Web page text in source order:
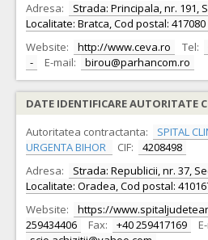
Adresa:
Strada: Principala, nr. 191,
Localitate: Bratca, Cod postal: 417080
Website:
http://www.ceva.ro Tel:
-
E-mail: birou@parhancom.ro
DATE IDENTIFICARE AUTORITATE
Autoritatea contractanta:
SPITAL
URGENTA BIHOR
CIF:
4208498
Adresa:
Strada: Republicii, nr. 37,
Localitate: Oradea, Cod postal:
Website:
https://
259434406
Fax: +40 259417169